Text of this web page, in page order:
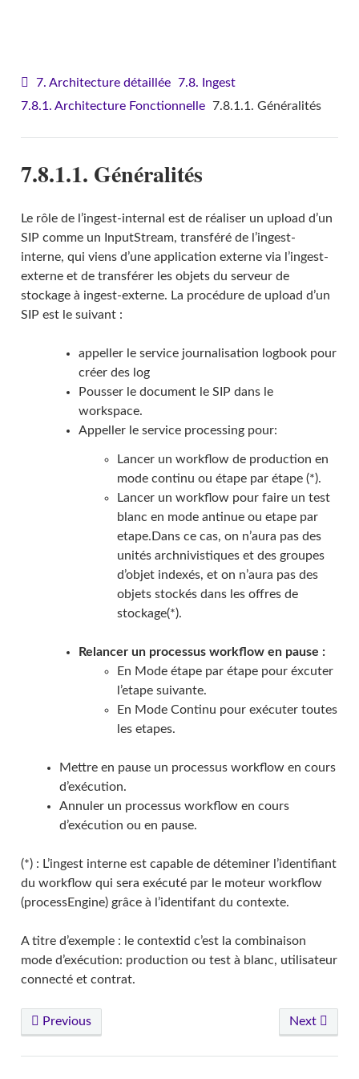
7. Architecture détaillée 7.8. Ingest
7.8.1. Architecture Fonctionnelle 7.8.1.1. Généralités
7.8.1.1. Généralités
Le rôle de l’ingest-internal est de réaliser un upload d’un
SIP comme un InputStream, transféré de l’ingest-
interne, qui viens d’une application externe via l’ingest-
externe et de transférer les objets du serveur de
stockage à ingest-externe. La procédure de upload d’un
SIP est le suivant :
appeller le service journalisation logbook pour
créer des log
Pousser le document le SIP dans le
workspace.
Appeller le service processing pour:
Lancer un workflow de production en
mode continu ou étape par étape (*).
Lancer un workflow pour faire un test
blanc en mode antinue ou etape par
etape.Dans ce cas, on n’aura pas des
unités archnivistiques et des groupes
d’objet indexés, et on n’aura pas des
objets stockés dans les offres de
stockage(*).
Relancer un processus workflow en pause :
En Mode étape par étape pour éxcuter
l’etape suivante.
En Mode Continu pour exécuter toutes
les etapes.
Mettre en pause un processus workflow en cours
d’exécution.
Annuler un processus workflow en cours
d’exécution ou en pause.
(*) : L’ingest interne est capable de déteminer l’identifiant
du workflow qui sera exécuté par le moteur workflow
(processEngine) grâce à l’identifant du contexte.
A titre d’exemple : le contextid c’est la combinaison
mode d’exécution: production ou test à blanc, utilisateur
connecté et contrat.
Previous Next